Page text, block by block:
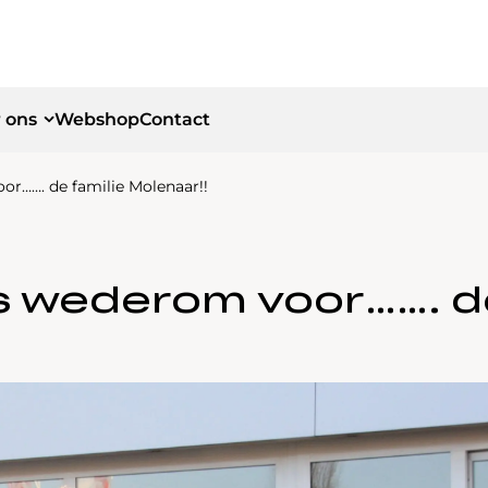
ons WebshopContact
de familie Molenaar!!
wederom voor…….